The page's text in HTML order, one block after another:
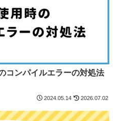
コンパイルエラーの対処法
2024.05.14 2026.07.02